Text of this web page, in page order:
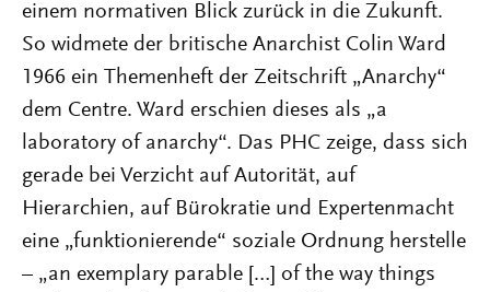
einem normativen Blick zurück in die Zukunft.
So widmete der britische Anarchist Colin Ward
1966 ein Themenheft der Zeitschrift „Anarchy“
dem Centre. Ward erschien dieses als „a
laboratory of anarchy“. Das PHC zeige, dass sich
gerade bei Verzicht auf Autorität, auf
Hierarchien, auf Bürokratie und Expertenmacht
eine „funktionierende“ soziale Ordnung herstelle
– „an exemplary parable […] of the way things